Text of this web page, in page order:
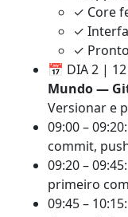
✓ Core
✓
✓
📅 DIA 2 |
Mundo —
Versionar e
09:00 –
commit,
09:20 –
primeiro
09:45 –